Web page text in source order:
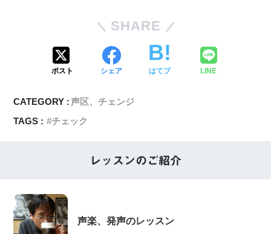
SHARE
ポスト シェア はてブ LINE
CATEGORY :声区、チェンジ
TAGS :
チェック
レッスンのご紹介
声楽、発声のレッスン